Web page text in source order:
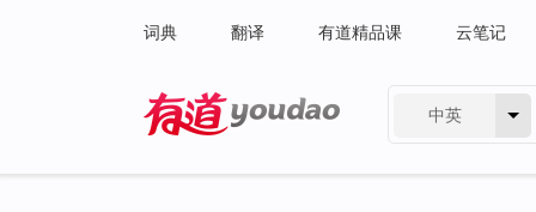
词典 翻译 有道精品课 云笔记
中英